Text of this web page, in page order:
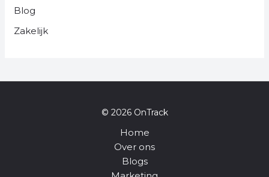
Blog
Zakelijk
© 2026 OnTrack
Home
Over ons
Blogs